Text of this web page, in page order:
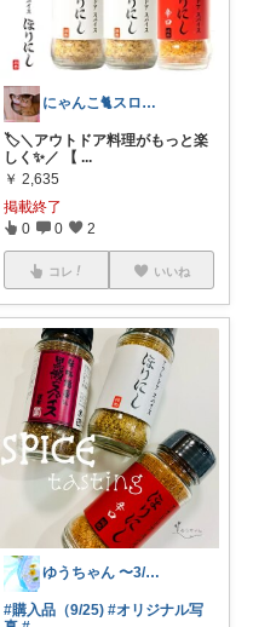
にゃんこ🐈スローです🐢💦
🏷️＼アウトドア料理がもっと楽
しく✨／ 【 ...
￥ 2,635
掲載終了
0 0 2
コレ いいね
ゆうちゃん 〜3/10検索済🙏🐢
#購入品（9/25) #オリジナル写